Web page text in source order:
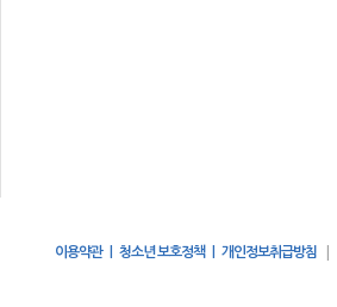
이용약관 | 청소년 보호정책 | 개인정보취급방침|